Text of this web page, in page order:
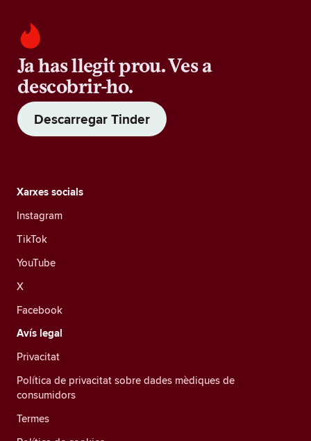
Ja has llegit prou. Ves a
descobrir-ho.
Descarregar Tinder
Xarxes socials
Instagram
TikTok
YouTube
X
Facebook
Avís legal
Privacitat
Política de privacitat sobre dades mèdiques de
consumidors
Termes